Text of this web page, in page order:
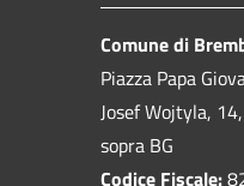
Comune di
Piazza Papa
Josef Wojtyla,
sopra BG
Codice Fiscale: